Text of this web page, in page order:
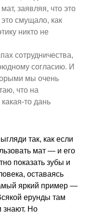
заявляя, что это
смущало, как
никто не
сотрудничества,
согласию. И
мы очень
что на
то дань
так, как если
мат — и его
показать зубы и
оставаясь
яркий пример —
ерунды там
знают. Но